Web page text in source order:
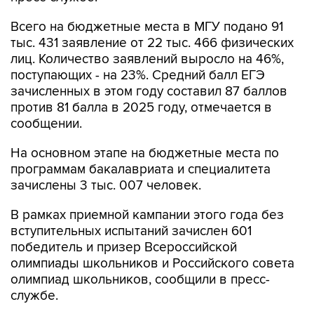
Всего на бюджетные места в МГУ подано 91
тыс. 431 заявление от 22 тыс. 466 физических
лиц. Количество заявлений выросло на 46%,
поступающих - на 23%. Средний балл ЕГЭ
зачисленных в этом году составил 87 баллов
против 81 балла в 2025 году, отмечается в
сообщении.
На основном этапе на бюджетные места по
программам бакалавриата и специалитета
зачислены 3 тыс. 007 человек.
В рамках приемной кампании этого года без
вступительных испытаний зачислен 601
победитель и призер Всероссийской
олимпиады школьников и Российского совета
олимпиад школьников, сообщили в пресс-
службе.